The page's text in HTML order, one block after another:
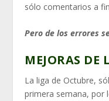
sólo comentarios a
Pero de los errores
MEJORAS DE
La liga de Octubre,
primera semana, por